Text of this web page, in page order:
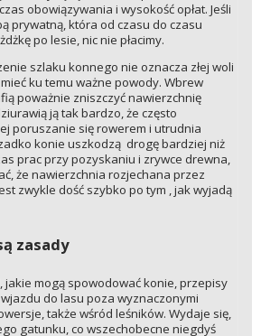
obowiązywania i wysokość opłat. Jeśli
prywatną, która od czasu do czasu
po lesie, nic nie płacimy.
szlaku konnego nie oznacza złej woli
ku temu ważne powody. Wbrew
poważnie zniszczyć nawierzchnię
ją tak bardzo, że często
poruszanie się rowerem i utrudnia
konie uszkodzą drogę bardziej niż
prac przy pozyskaniu i zrywce drewna,
że nawierzchnia rozjechana przez
zwykle dość szybko po tym , jak wyjadą
zasady
jakie mogą spowodować konie, przepisy
do lasu poza wyznaczonymi
także wśród leśników. Wydaje się,
gatunku, co wszechobecne niegdyś